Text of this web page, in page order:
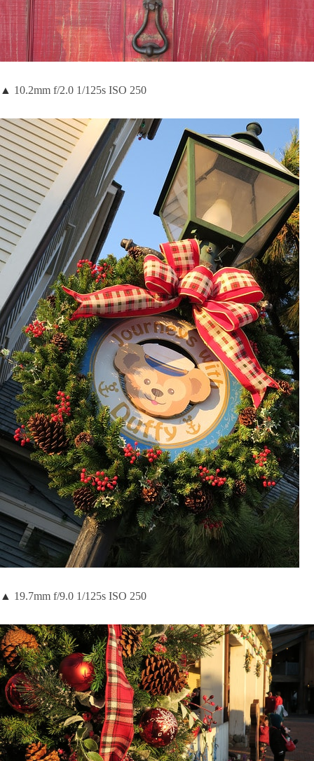
▲ 10.2mm f/2.0 1/125s ISO 250
▲ 19.7mm f/9.0 1/125s ISO 250